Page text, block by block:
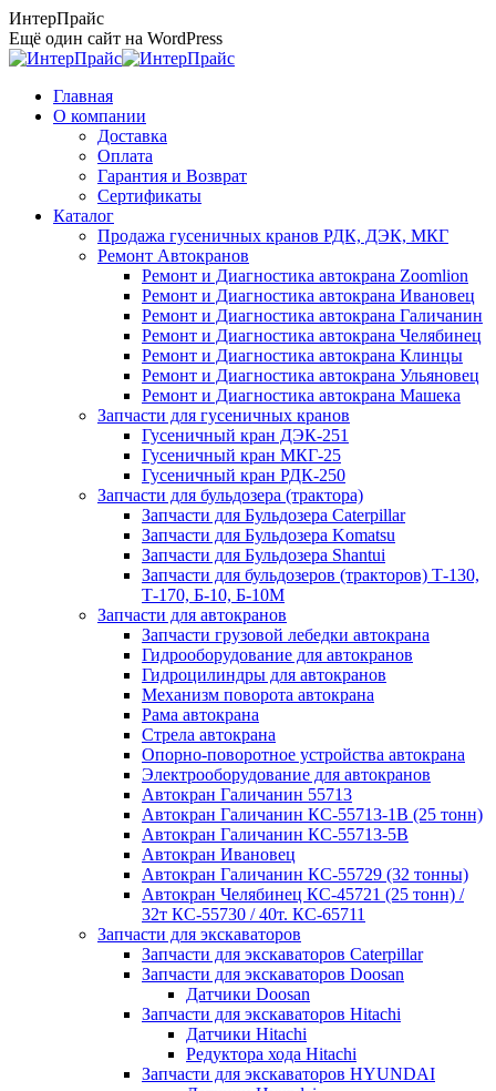
Перейти
к
содержанию
ИнтерПрайс
Ещё один сайт на WordPress
Главная
О компании
Доставка
Оплата
Гарантия и Возврат
Сертификаты
Каталог
Продажа гусеничных кранов РДК, ДЭК, МКГ
Ремонт Автокранов
Ремонт и Диагностика автокрана Zoomlion
Ремонт и Диагностика автокрана Ивановец
Ремонт и Диагностика автокрана Галичанин
Ремонт и Диагностика автокрана Челябинец
Ремонт и Диагностика автокрана Клинцы
Ремонт и Диагностика автокрана Ульяновец
Ремонт и Диагностика автокрана Машека
Запчасти для гусеничных кранов
Гусеничный кран ДЭК-251
Гусеничный кран МКГ-25
Гусеничный кран РДК-250
Запчасти для бульдозера (трактора)
Запчасти для Бульдозера Caterpillar
Запчасти для Бульдозера Komatsu
Запчасти для Бульдозера Shantui
Запчасти для бульдозеров (тракторов) Т-130,
Т-170, Б-10, Б-10М
Запчасти для автокранов
Запчасти грузовой лебедки автокрана
Гидрооборудование для автокранов
Гидроцилиндры для автокранов
Механизм поворота автокрана
Рама автокрана
Стрела автокрана
Опорно-поворотное устройства автокрана
Электрооборудование для автокранов
Автокран Галичанин 55713
Автокран Галичанин КС-55713-1В (25 тонн)
Автокран Галичанин КС-55713-5В
Автокран Ивановец
Автокран Галичанин КС-55729 (32 тонны)
Автокран Челябинец КС-45721 (25 тонн) /
32т КС-55730 / 40т. КС-65711
Запчасти для экскаваторов
Запчасти для экскаваторов Caterpillar
Запчасти для экскаваторов Doosan
Датчики Doosan
Запчасти для экскаваторов Hitachi
Датчики Hitachi
Редуктора хода Hitachi
Запчасти для экскаваторов HYUNDAI